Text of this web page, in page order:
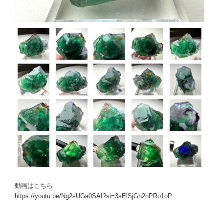
動画はこちら
https://youtu.be/Ng2sUGa0SAI?si=3sElSjGn2hPRo1oP